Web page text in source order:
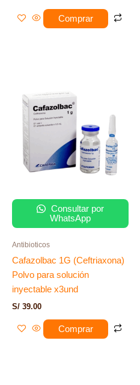
Comprar
Consultar por
WhatsApp
Antibioticos
Cafazolbac 1G (Ceftriaxona)
Polvo para solución
inyectable x3und
S/ 39.00
Comprar